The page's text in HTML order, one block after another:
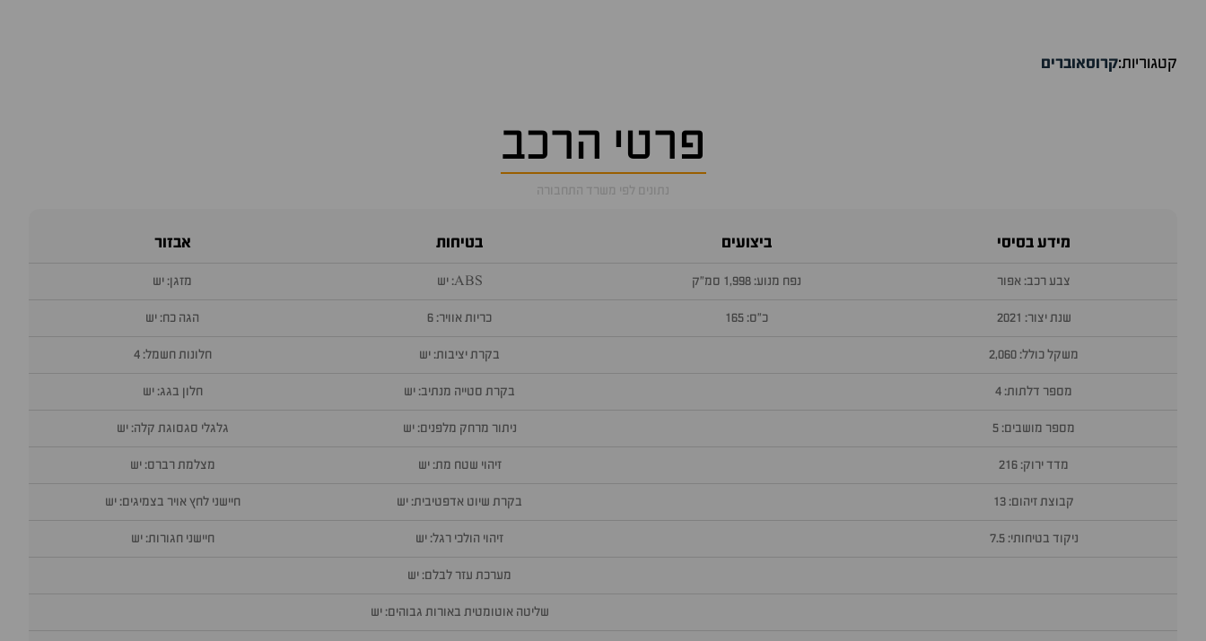
קטגוריות:קרוסאוברים
פרטי הרכב
נתונים לפי משרד התחבורה
מידע בסיסי
צבע רכב: אפור
שנת יצור: 2021
משקל כולל: 2,060
מספר דלתות: 4
מספר מושבים: 5
מדד ירוק: 216
קבוצת זיהום: 13
ניקוד בטיחותי: 7.5
ביצועים
נפח מנוע: 1,998 סמ״ק
כ״ס: 165
בטיחות
ABS: יש
כריות אוויר: 6
בקרת יציבות: יש
בקרת סטייה מנתיב: יש
ניתור מרחק מלפנים: יש
זיהוי שטח מת: יש
בקרת שיוט אדפטיבית: יש
זיהוי הולכי רגל: יש
מערכת עזר לבלם: יש
שליטה אוטומטית באורות גבוהים: יש
אבזור
מזגן: יש
הגה כח: יש
חלונות חשמל: 4
חלון בגג: יש
גלגלי סגסוגת קלה: יש
מצלמת רברס: יש
חיישני לחץ אויר בצמיגים: יש
חיישני חגורות: יש